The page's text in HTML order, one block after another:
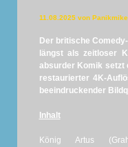
11.08.2025 von Panikmike
Der britische
längst als zeitloser
absurder Komik setzt
restaurierter 4K-
beeindruckender
Inhalt
König Artus